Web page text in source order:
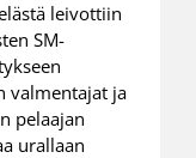
leivottiin
SM-
valmentajat ja
pelaajan
urallaan